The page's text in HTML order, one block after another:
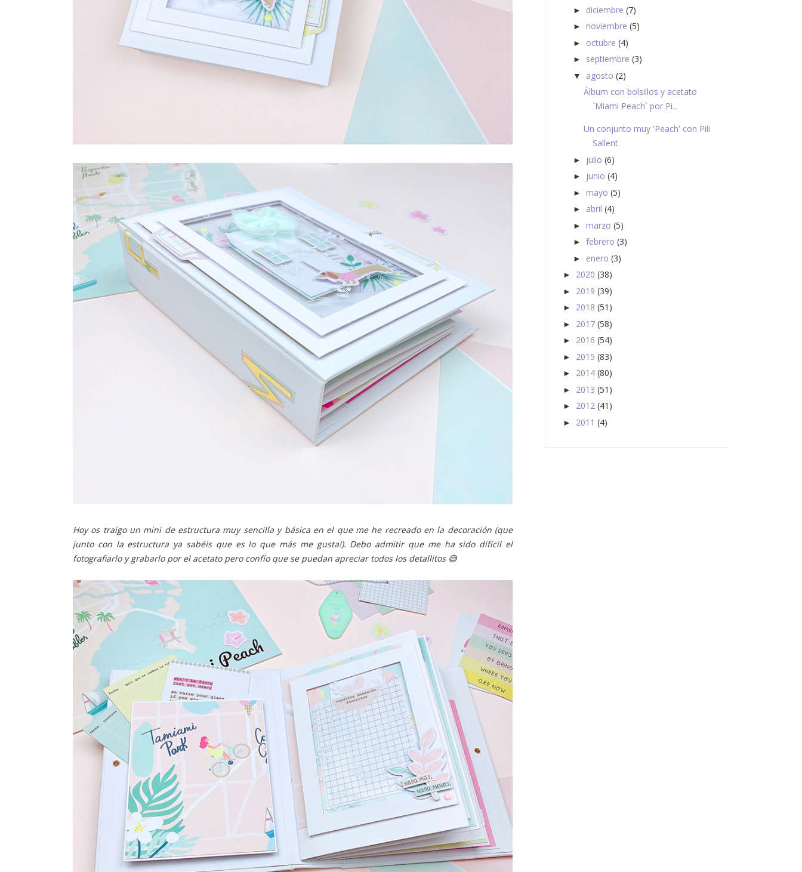
Hoy os traigo un mini de estructura muy sencilla y básica en el que me he recreado en la decoración (que
junto con la estructura ya sabéis que es lo que más me gusta!). Debo admitir que me ha sido difícil el
fotografiarlo y grabarlo por el acetato pero confío que se puedan apreciar todos los detallitos 😅
► diciembre (7)
► noviembre (5)
► octubre (4)
► septiembre (3)
▼ agosto (2)
Álbum con bolsillos y acetato
`Miami Peach` por Pi...
Un conjunto muy 'Peach' con Pili
Sallent
► julio (6)
► junio (4)
► mayo (5)
► abril (4)
► marzo (5)
► febrero (3)
► enero (3)
► 2020 (38)
► 2019 (39)
► 2018 (51)
► 2017 (58)
► 2016 (54)
► 2015 (83)
► 2014 (80)
► 2013 (51)
► 2012 (41)
► 2011 (4)